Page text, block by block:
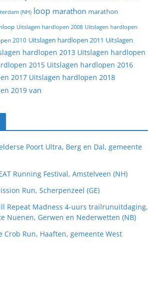
(NH) loop marathon marathon
Uitslagen hardlopen 2008 Uitslagen hardlopen
2010 Uitslagen hardlopen 2011 Uitslagen
hardlopen 2013 Uitslagen hardlopen
2015 Uitslagen hardlopen 2016
2017 Uitslagen hardlopen 2018
2019 van
Poort Ultra, Berg en Dal, gemeente
Running Festival, Amstelveen (NH)
Run, Scherpenzeel (GE)
Repeat Madness 4-uurs trailrunuitdaging,
Nuenen, Gerwen en Nederwetten (NB)
Crob Run, Haaften, gemeente West